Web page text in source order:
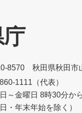
8570 秋田県秋田市
1111（代表）
～金曜日 8時30分か
日・年末年始を除く）